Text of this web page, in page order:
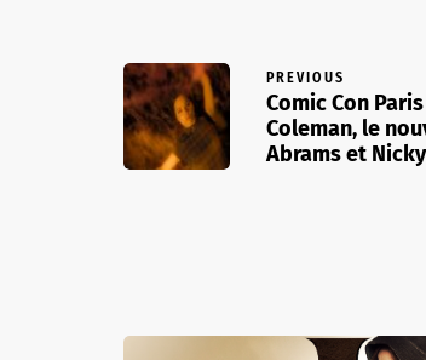
PREVIOUS
Comic Con
Coleman, le
Abrams et